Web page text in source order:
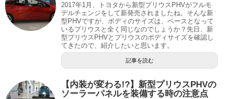
2017年1月、トヨタから新型プリウスPHVがフルモ
デルチェンジをして新発売されましたね。そんな新
型PHVですが、ボディのサイズは、ベースとなって
いるプリウスと全く同じなのでしょうか？先日、新
型プリウスPHVとプリウスのボディサイズを確認し
てきたので、紹介したいと思います。
記事を読む
【内装が変わる!?】新型プリウスPHVの
ソーラーパネルを装備する時の注意点